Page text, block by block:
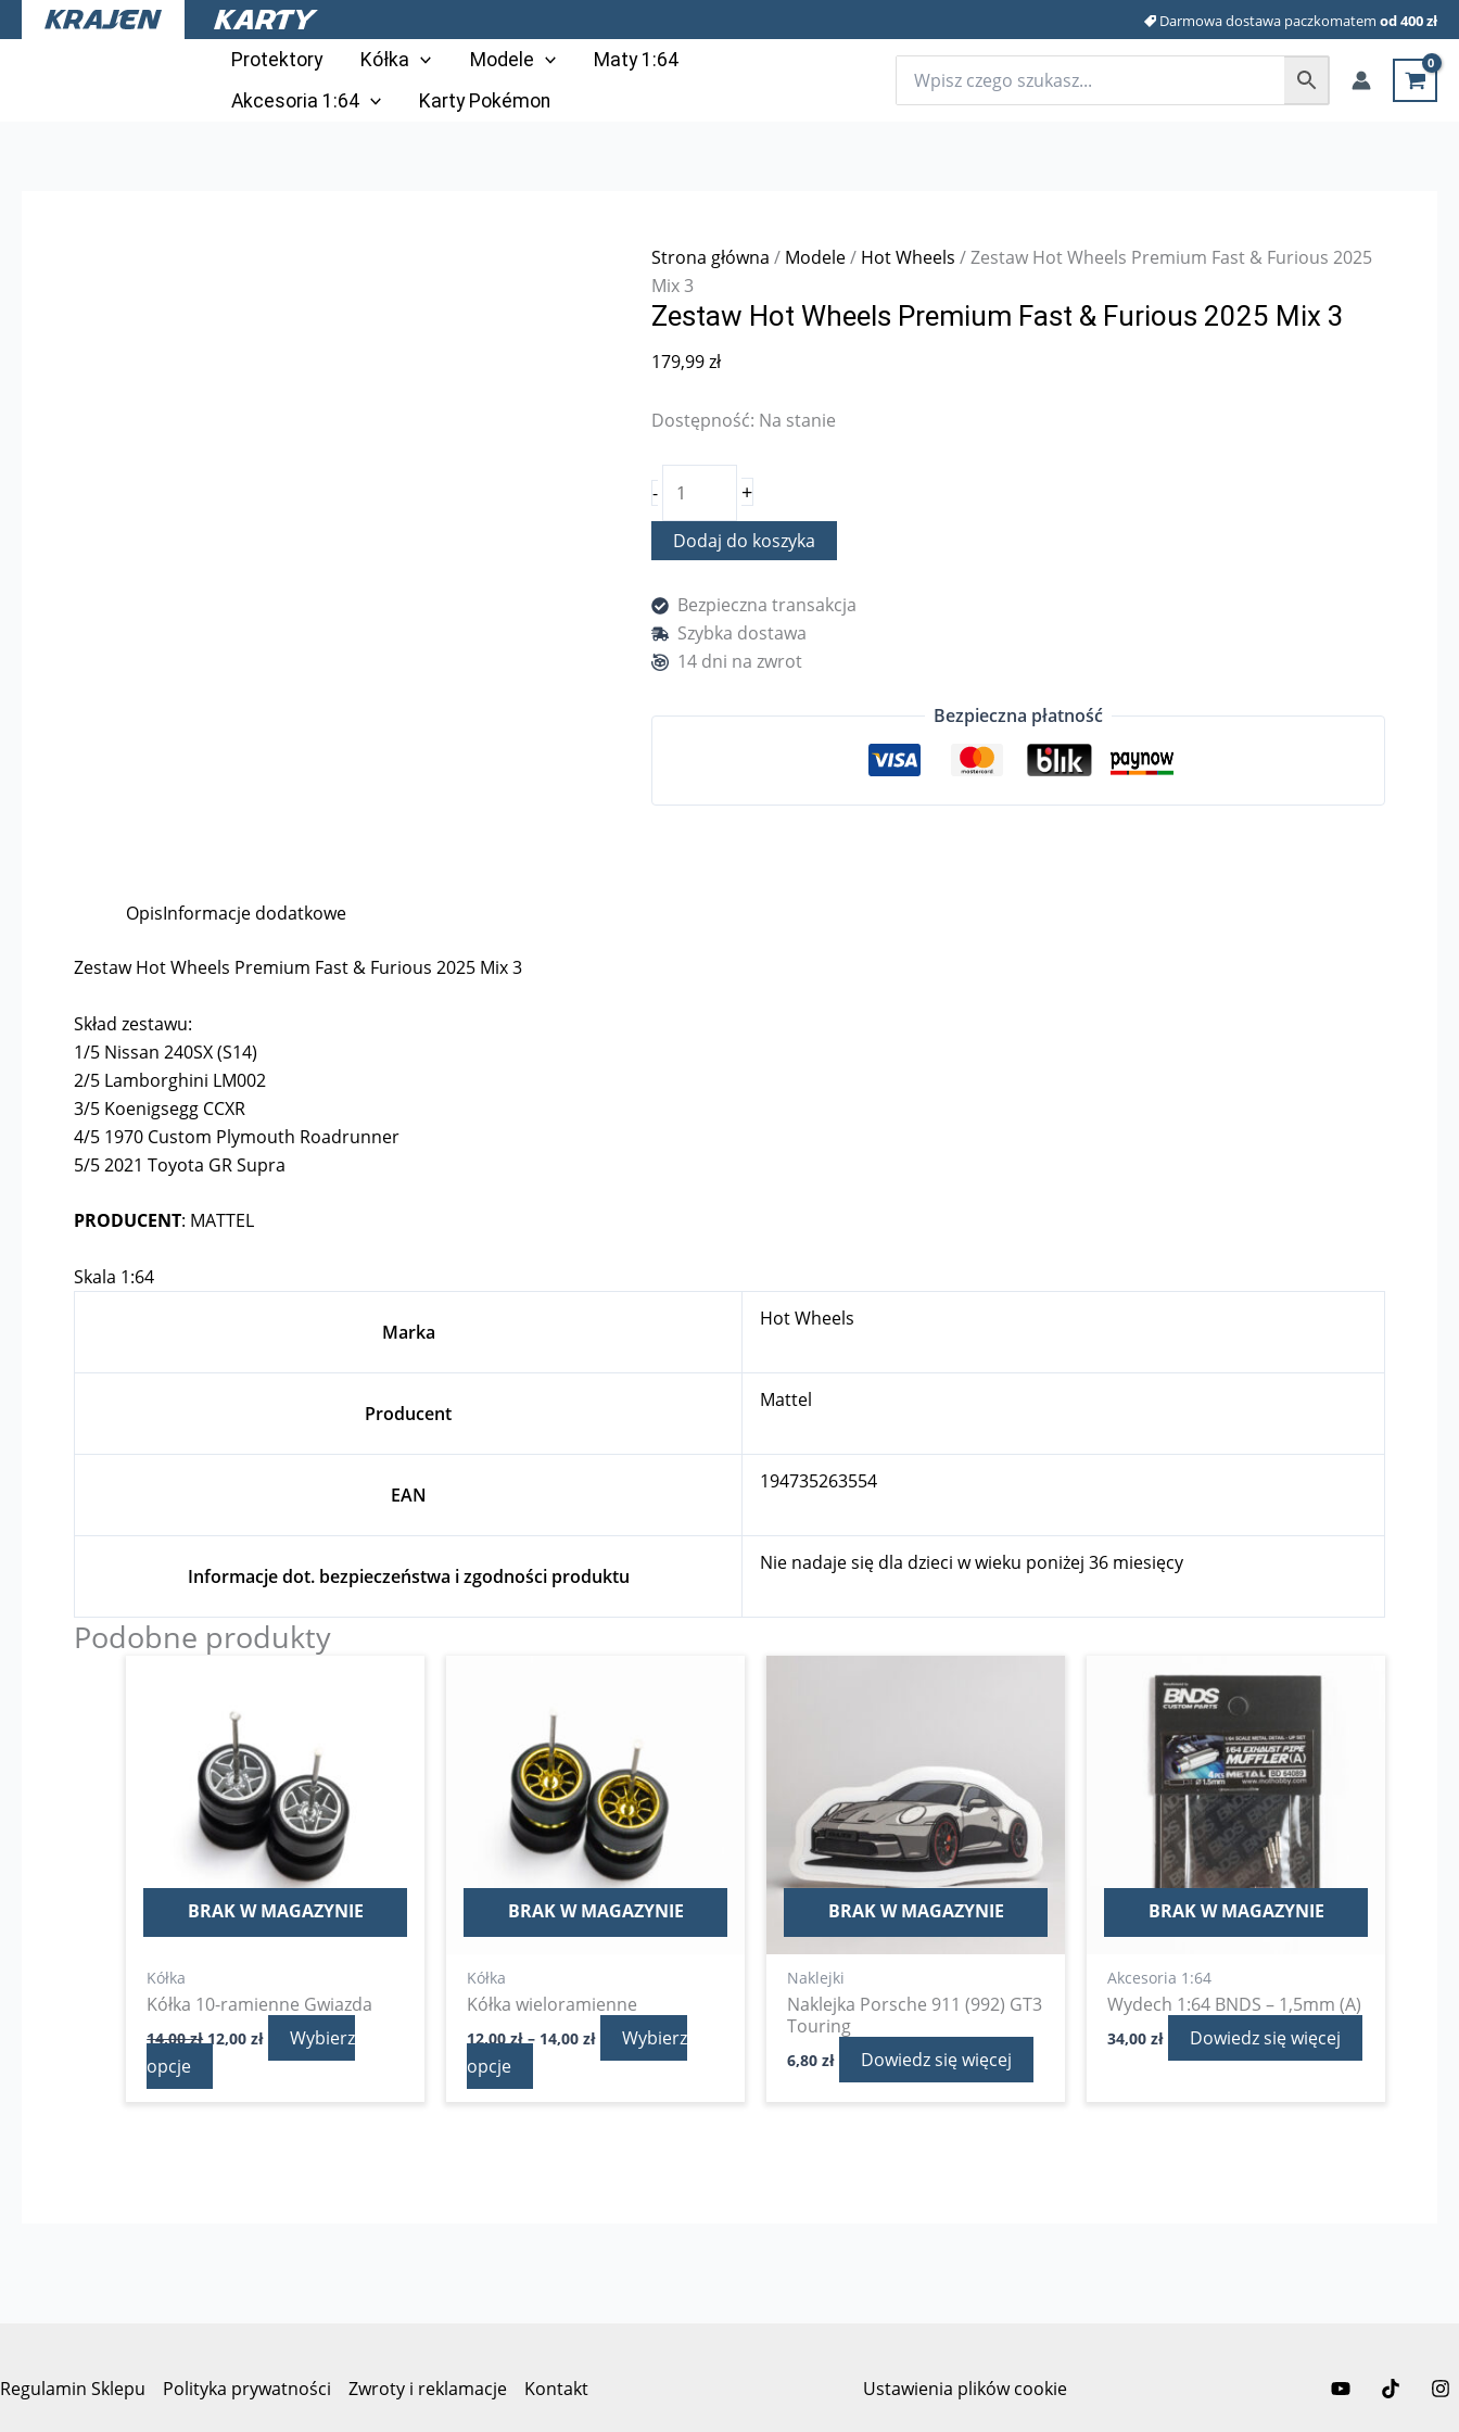
Przejdź
do
Darmowa dostawa paczkomatem od 400 zł
Protektory Kółka Modele
Maty 1:64
Akcesoria 1:64
Karty Pokémon
Strona główna / Modele/ Hot Wheels / Zestaw Hot Wheels Premium Fast & Furious 2025
Mix 3
Zestaw Hot Wheels Premium Fast & Furious 2025 Mix 3
179,99zł
Dostępność: Na stanie
-
Zestaw
Hot
Mix
3
+
Dodaj do koszyka
Bezpieczna transakcja
Szybka dostawa
14 dni na zwrot
Bezpieczna płatność
OpisInformacje dodatkowe
Zestaw Hot Wheels Premium Fast & Furious 2025 Mix 3
Skład zestawu:
1/5 Nissan 240SX (S14)
2/5 Lamborghini LM002
3/5 Koenigsegg CCXR
4/5 1970 Custom Plymouth Roadrunner
5/5 2021 Toyota GR Supra
PRODUCENT: MATTEL
Skala 1:64
Marka
Hot Wheels
Producent
Mattel
EAN
194735263554
Informacje dot. bezpieczeństwa i zgodności produktu
Nie nadaje się dla dzieci w wieku poniżej 36 miesięcy
Podobne produkty
BRAK W MAGAZYNIE
Kółka
Kółka 10-ramienne Gwiazda
14,00zł
14,00 zł.
12,00zł
Wybierz
opcje
ma
wiele
wariantów.
Opcje
można
wybrać
na
stronie
BRAK W MAGAZYNIE
Kółka
Kółka wieloramienne
12,00zł – 14,00zł
14,00 zł
Wybierz
opcje
ma
wiele
wariantów.
Opcje
można
wybrać
na
stronie
BRAK W MAGAZYNIE
Naklejki
Naklejka Porsche 911 (992) GT3
Touring
6,80zł Dowiedz się więcej
BRAK W MAGAZYNIE
Akcesoria 1:64
Wydech 1:64 BNDS – 1,5mm (A)
34,00zł Dowiedz się więcej
Regulamin Sklepu Polityka prywatności Zwroty i reklamacje Kontakt Ustawienia plików cookie